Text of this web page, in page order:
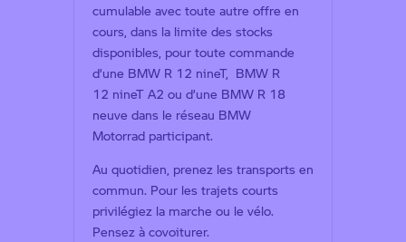
cumulable avec toute autre offre en
cours, dans la limite des stocks
disponibles, pour toute commande
d’une BMW R 12 nineT, BMW R
12 nineT A2 ou d’une BMW R 18
neuve dans le réseau BMW
Motorrad participant.
Au quotidien, prenez les transports en
commun. Pour les trajets courts
privilégiez la marche ou le vélo.
Pensez à covoiturer.